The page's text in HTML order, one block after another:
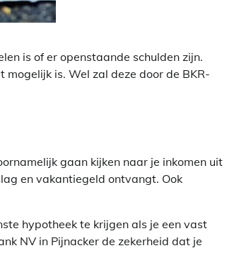
is of er openstaande schulden zijn.
is. Wel zal deze door de BKR-
gaan kijken naar je inkomen uit
en vakantiegeld ontvangt. Ook
hypotheek te krijgen als je een vast
NV in Pijnacker de zekerheid dat je